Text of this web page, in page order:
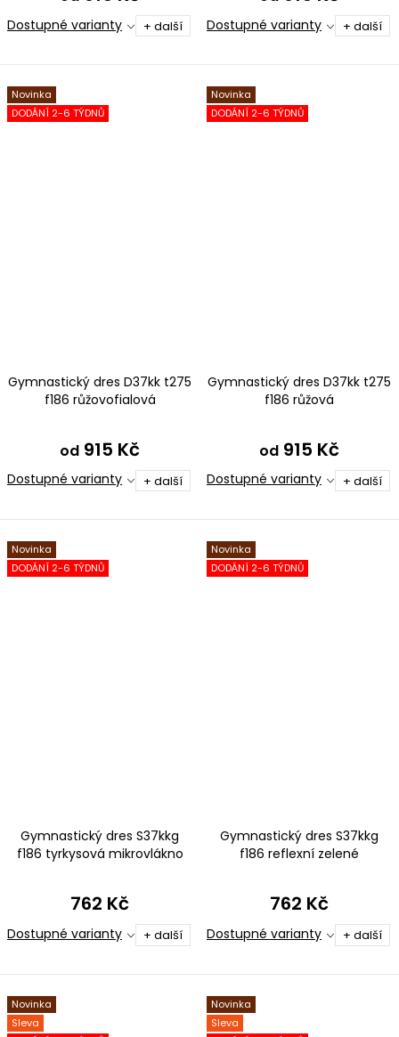
Dostupné varianty + další Dostupné varianty + další
Novinka
DODÁNÍ 2-6 TÝDNŮ
Gymnastický dres D37kk t275
f186 růžovofialová
od 915 Kč
Dostupné varianty + další
Novinka
DODÁNÍ 2-6 TÝDNŮ
Gymnastický dres D37kk t275
f186 růžová
od 915 Kč
Dostupné varianty + další
Novinka
DODÁNÍ 2-6 TÝDNŮ
Gymnastický dres S37kkg
f186 tyrkysová mikrovlákno
762 Kč
Dostupné varianty + další
Novinka
DODÁNÍ 2-6 TÝDNŮ
Gymnastický dres S37kkg
f186 reflexní zelené
762 Kč
Dostupné varianty + další
Novinka
Sleva
Novinka
Sleva